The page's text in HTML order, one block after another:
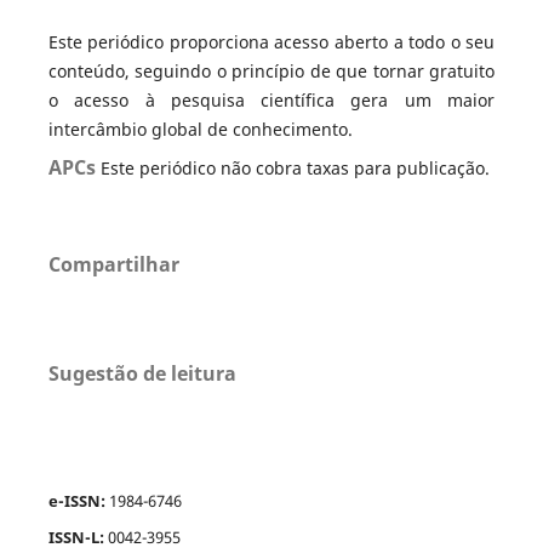
Este periódico proporciona acesso aberto a todo o seu
conteúdo, seguindo o princípio de que tornar gratuito
o acesso à pesquisa científica gera um maior
intercâmbio global de conhecimento.
APCs Este periódico não cobra taxas para publicação.
Compartilhar
Sugestão de leitura
e-ISSN: 1984-6746
ISSN-L:0042-3955